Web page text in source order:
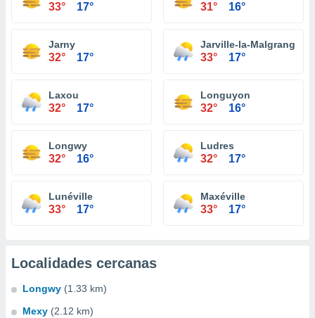
33° 17° 31° 16°
Jarny
32° 17°
Jarville-la-Malgrange
33° 17°
Laxou
32° 17°
Longuyon
32° 16°
Longwy
32° 16°
Ludres
32° 17°
Lunéville
33° 17°
Maxéville
33° 17°
Localidades cercanas
Longwy (1.33 km)
Mexy (2.12 km)